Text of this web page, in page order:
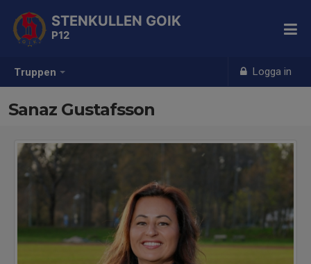
Truppen Logga in
STENKULLEN GOIK
P12
Sanaz Gustafsson